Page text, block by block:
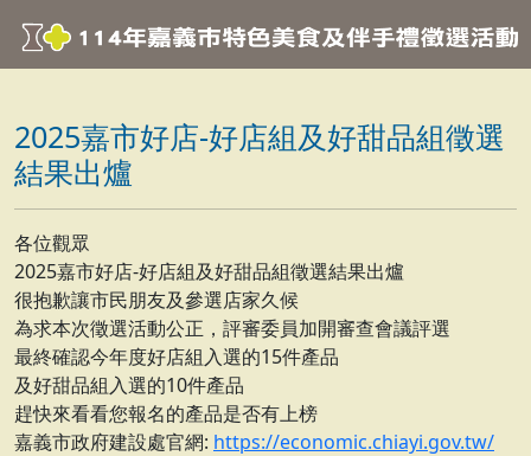
2025嘉市好店-好店組及好甜品組徵選
結果出爐
各位觀眾
2025嘉市好店-好店組及好甜品組徵選結果出爐
很抱歉讓市民朋友及參選店家久候
為求本次徵選活動公正，評審委員加開審查會議評選
最終確認今年度好店組入選的15件產品
及好甜品組入選的10件產品
趕快來看看您報名的產品是否有上榜
嘉義市政府建設處官網: https://economic.chiayi.gov.tw/